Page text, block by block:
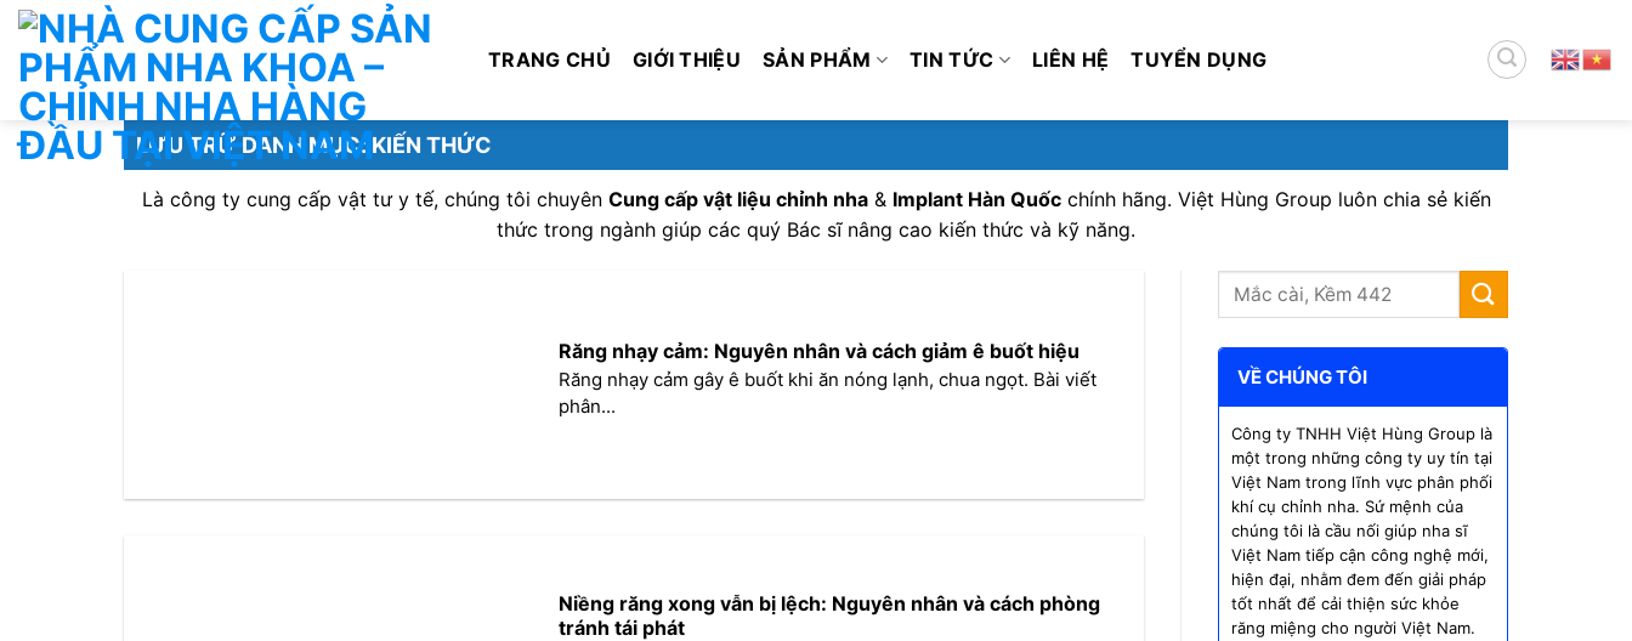
Chuyển
dung
TRANG CHỦ GIỚI THIỆU SẢN PHẨM TIN TỨC LIÊN HỆ TUYỂN DỤNG
LƯU TRỮ DANH MỤC: KIẾN THỨC
Là công ty cung cấp vật tư y tế, chúng tôi chuyên Cung cấp vật liệu chỉnh nha& Implant Hàn Quốcchính hãng. Việt Hùng Group luôn chia sẻ kiến
thức trong ngành giúp các quý Bác sĩ nâng cao kiến thức và kỹ năng.
Răng nhạy cảm: Nguyên nhân và cách giảm ê buốt hiệu
Răng nhạy cảm gây ê buốt khi ăn nóng lạnh, chua ngọt. Bài viết
phân...
Niềng răng xong vẫn bị lệch: Nguyên nhân và cách phòng
tránh tái phát
VỀ CHÚNG TÔI
Công ty TNHH Việt Hùng Group là
một trong những công ty uy tín tại
Việt Nam trong lĩnh vực phân phối
khí cụ chỉnh nha. Sứ mệnh của
chúng tôi là cầu nối giúp nha sĩ
Việt Nam tiếp cận công nghệ mới,
hiện đại, nhằm đem đến giải pháp
tốt nhất để cải thiện sức khỏe
răng miệng cho người Việt Nam.